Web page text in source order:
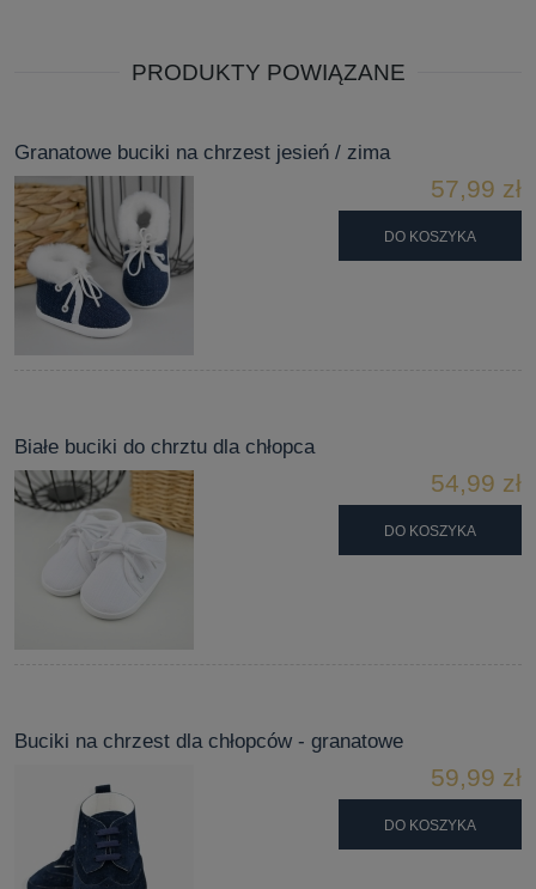
PRODUKTY POWIĄZANE
Granatowe buciki na chrzest jesień / zima
57,99 zł
DO KOSZYKA
Białe buciki do chrztu dla chłopca
54,99 zł
DO KOSZYKA
Buciki na chrzest dla chłopców - granatowe
59,99 zł
DO KOSZYKA